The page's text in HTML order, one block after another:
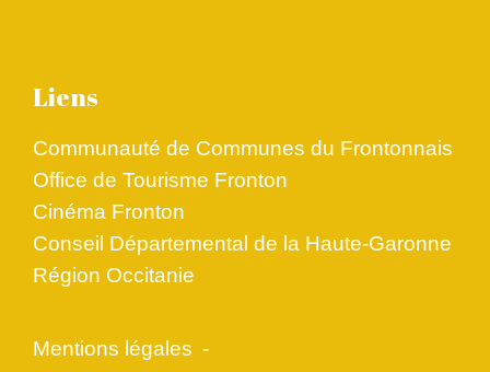
Liens
Communauté de Communes du Frontonnais
Office de Tourisme Fronton
Cinéma Fronton
Conseil Départemental de la Haute-Garonne
Région Occitanie
Mentions légales -